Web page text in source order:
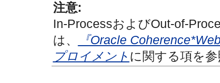
注意:
In-ProcessおよびOut-of-
は、
『Oracle
プロイメント に関する項を